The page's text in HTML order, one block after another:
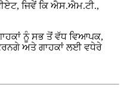
ਜਿਵੇਂ ਕਿ ਐਸ.ਐਮ.ਟੀ.,
ਨੂੰ ਸਭ ਤੋਂ ਵੱਧ ਵਿਆਪਕ,
ਅਤੇ ਗਾਹਕਾਂ ਲਈ ਵਧੇਰੇ